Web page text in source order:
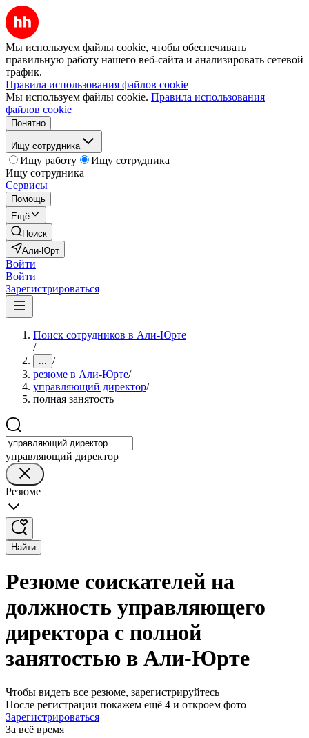
Мы используем файлы cookie, чтобы обеспечивать
правильную работу нашего веб-сайта и анализировать сетевой
трафик.
Правила использования файлов cookie
Мы используем файлы cookie. Правила использования
файлов cookie
Понятно
Ищу сотрудника
Ищу работу
Ищу сотрудника
Ищу сотрудника
Сервисы
Помощь
Ещё
Поиск
Али-Юрт
Войти
Войти
Зарегистрироваться
Поиск сотрудников в Али-Юрте
/
... /
резюме в Али-Юрте/
управляющий директор/
полная занятость
управляющий директор
Резюме
Найти
Резюме соискателей на
должность управляющего
директора с полной
занятостью в Али-Юрте
Чтобы видеть все резюме, зарегистрируйтесь
После регистрации покажем ещё 4 и откроем фото
Зарегистрироваться
За всё время